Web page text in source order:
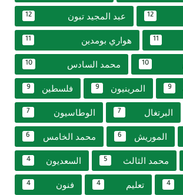
12 عبد المجيد تبون 12
11 هواري بومدين 11
10 محمد السادس 10
9 المرينيون 9 فلسطين 9
البرتغال 7 الوطاسيون 7
الموريش 6 محمد الخامس 6
محمد الثالث 5 السعديون 4
4 تعليم 4 فنون 4